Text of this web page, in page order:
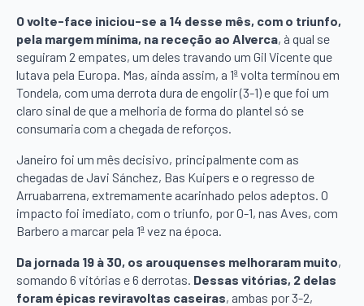
O volte-face iniciou-se a 14 desse mês, com o triunfo,
pela margem mínima, na receção ao Alverca, à qual se
seguiram 2 empates, um deles travando um Gil Vicente que
lutava pela Europa. Mas, ainda assim, a 1ª volta terminou em
Tondela, com uma derrota dura de engolir (3-1) e que foi um
claro sinal de que a melhoria de forma do plantel só se
consumaria com a chegada de reforços.
Janeiro foi um mês decisivo, principalmente com as
chegadas de Javi Sánchez, Bas Kuipers e o regresso de
Arruabarrena, extremamente acarinhado pelos adeptos. O
impacto foi imediato, com o triunfo, por 0-1, nas Aves, com
Barbero a marcar pela 1ª vez na época.
Da jornada 19 à 30, os arouquenses melhoraram muito,
somando 6 vitórias e 6 derrotas. Dessas vitórias, 2 delas
foram épicas reviravoltas caseiras, ambas por 3-2,